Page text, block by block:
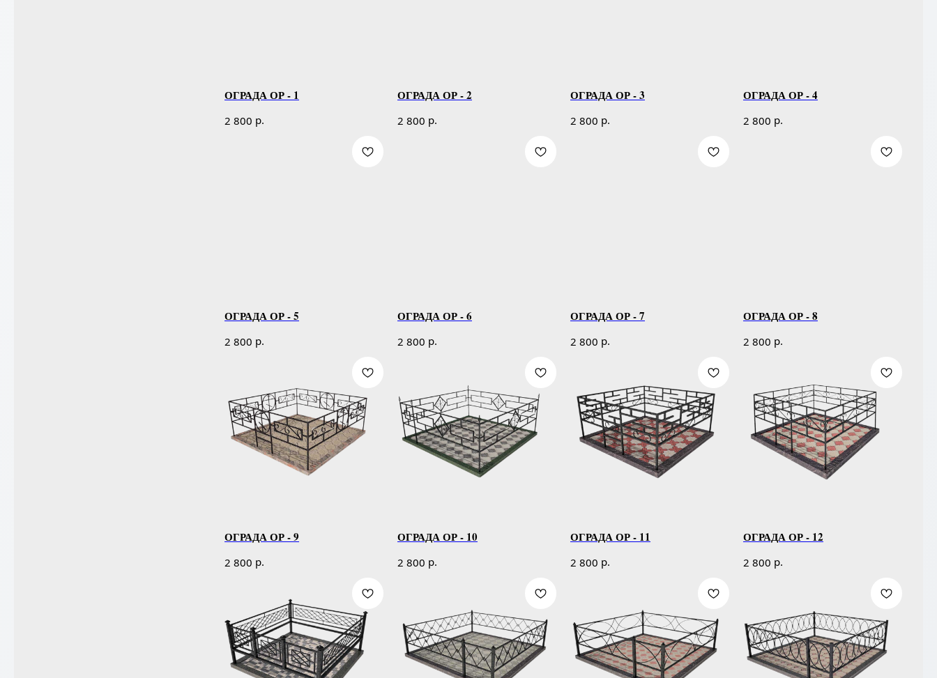
ОГРАДА ОР - 1
2 800 р.
ОГРАДА ОР - 2
2 800 р.
ОГРАДА ОР - 3
2 800 р.
ОГРАДА ОР - 4
2 800 р.
ОГРАДА ОР - 5
2 800 р.
ОГРАДА ОР - 6
2 800 р.
ОГРАДА ОР - 7
2 800 р.
ОГРАДА ОР - 8
2 800 р.
ОГРАДА ОР - 9
2 800 р.
ОГРАДА ОР - 10
2 800 р.
ОГРАДА ОР - 11
2 800 р.
ОГРАДА ОР - 12
2 800 р.